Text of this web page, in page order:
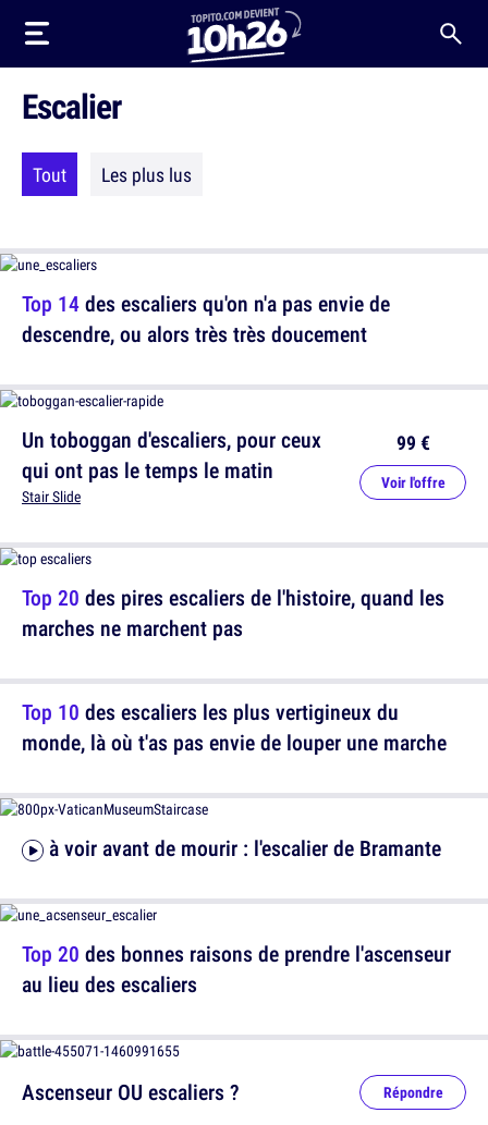
Escalier
Tout Les plus lus
Top 14des escaliers qu'on n'a pas envie de
descendre, ou alors très très doucement
Un toboggan d'escaliers, pour ceux
qui ont pas le temps le matin
Stair Slide
99 €
Voir l'offre
Top 10 des escaliers les plus vertigineux du
monde, là où t'as pas envie de louper une marche
Top 20 des bonnes raisons de prendre l'ascenseur
au lieu des escaliers
Top 20 des pires escaliers de l'histoire, quand les
marches ne marchent pas
à voir avant de mourir : l'escalier de Bramante
Ascenseur OU escaliers ? Répondre